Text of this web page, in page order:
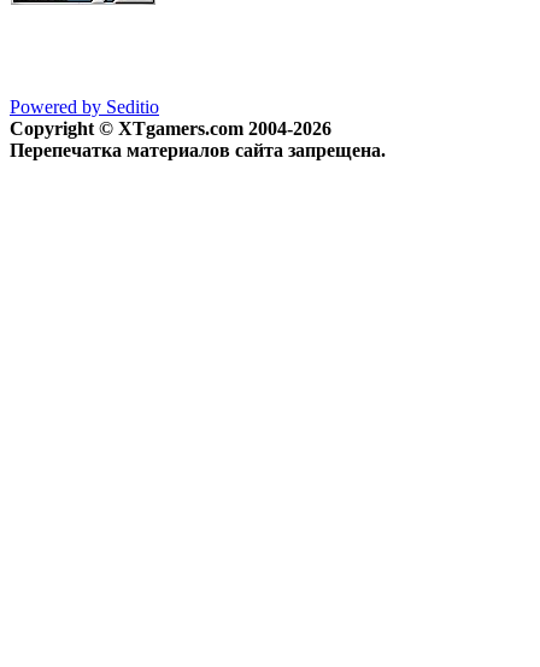
Powered by Seditio
Copyright © XTgamers.com 2004-2026
Перепечатка материалов сайта запрещена.